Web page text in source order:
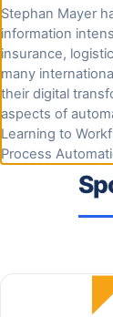
Stephan Mayer
information
insurance,
many
their digital
aspects of
Learning to
Process